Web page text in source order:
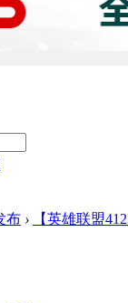
布 ›
【英雄联盟